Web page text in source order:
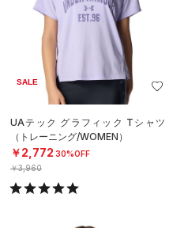
SALE
UAテック グラフィック Tシャツ
（トレーニング/WOMEN）
￥2,772 30%OFF
￥3,960